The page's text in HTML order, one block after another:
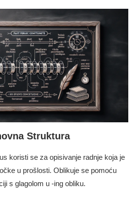
Struktura
koristi se za opisivanje radnje koja je
u prošlosti. Oblikuje se pomoću
s glagolom u -ing obliku.